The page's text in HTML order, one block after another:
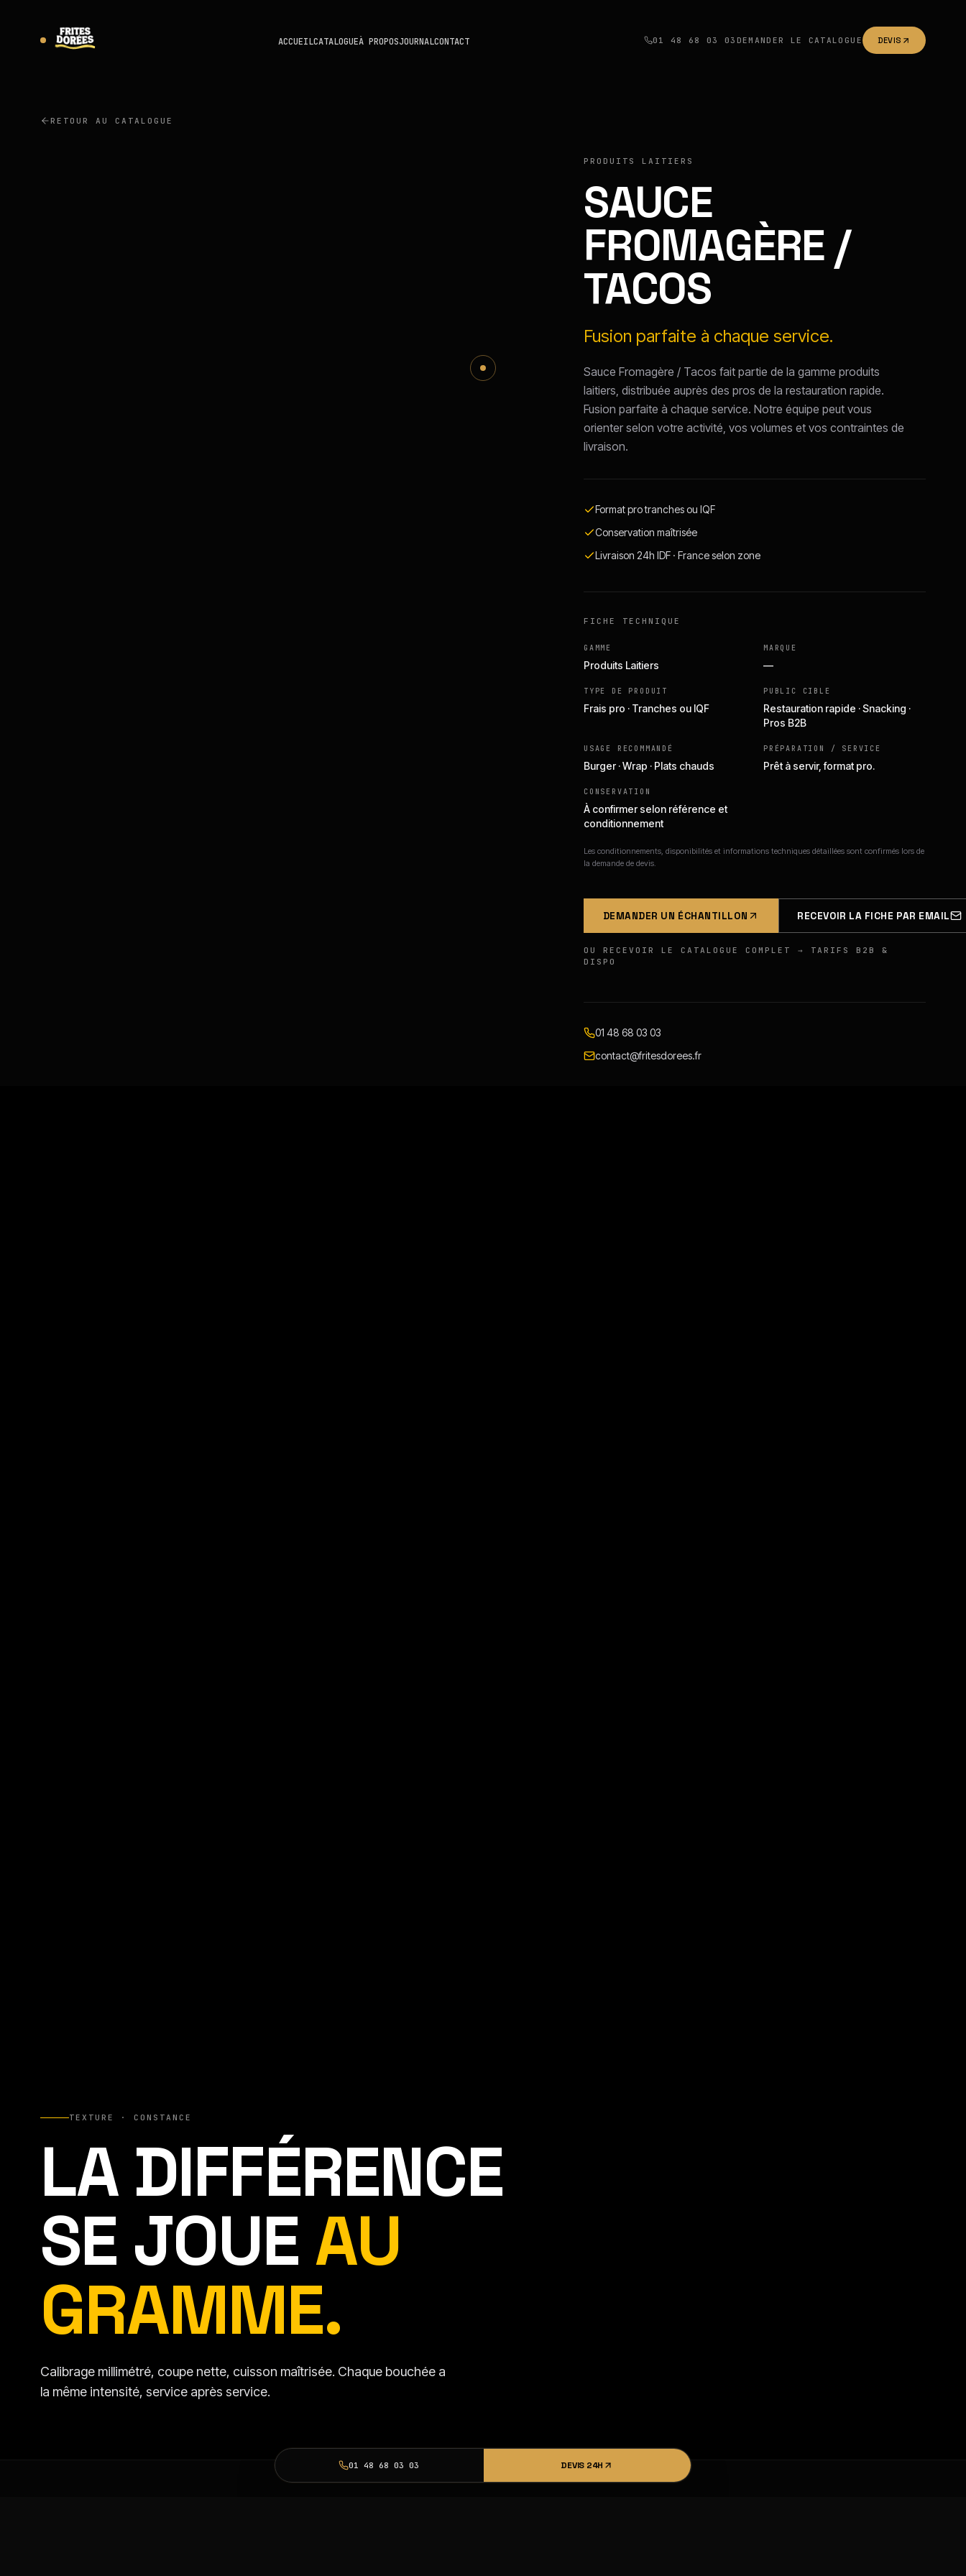
ACCUEILCATALOGUEÀ PROPOSJOURNALCONTACT 01 48 68 03 03 DEMANDER LE CATALOGUE DEVIS
RETOUR AU CATALOGUE
PRODUITS LAITIERS
SAUCE
FROMAGÈRE /
TACOS
Fusion parfaite à chaque service.
Sauce Fromagère / Tacos fait partie de la gamme produits
laitiers, distribuée auprès des pros de la restauration rapide.
Fusion parfaite à chaque service. Notre équipe peut vous
orienter selon votre activité, vos volumes et vos contraintes de
livraison.
Format pro tranches ou IQF
Conservation maîtrisée
Livraison 24h IDF · France selon zone
FICHE TECHNIQUE
GAMME
Produits Laitiers
MARQUE
—
TYPE DE PRODUIT
Frais pro · Tranches ou IQF
PUBLIC CIBLE
Restauration rapide · Snacking ·
Pros B2B
USAGE RECOMMANDÉ
Burger · Wrap · Plats chauds
PRÉPARATION / SERVICE
Prêt à servir, format pro.
CONSERVATION
À confirmer selon référence et
conditionnement
Les conditionnements, disponibilités et informations techniques détaillées sont confirmés lors de
la demande de devis.
DEMANDER UN ÉCHANTILLON RECEVOIR LA FICHE PAR EMAIL
OU RECEVOIR LE CATALOGUE COMPLET → TARIFS B2B &
DISPO
01 48 68 03 03
contact@fritesdorees.fr
TEXTURE · CONSTANCE
LA DIFFÉRENCE
SE JOUEAU
GRAMME.
Calibrage millimétré, coupe nette, cuisson maîtrisée. Chaque bouchée a
la même intensité, service après service.
01 48 68 03 03 DEVIS 24H